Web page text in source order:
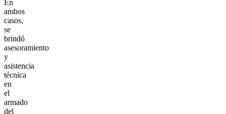
En
ambos
casos,
se
brindó
asesoramiento
y
asistencia
técnica
en
el
armado
del